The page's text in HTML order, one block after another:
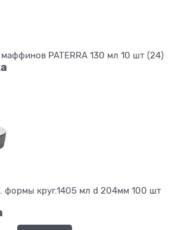
PATERRA 130 мл 10 шт (24)
круг.1405 мл d 204мм 100 шт